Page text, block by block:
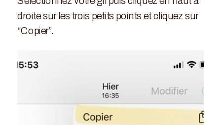
droite sur les trois petits points et cliquez sur
“Copier”.